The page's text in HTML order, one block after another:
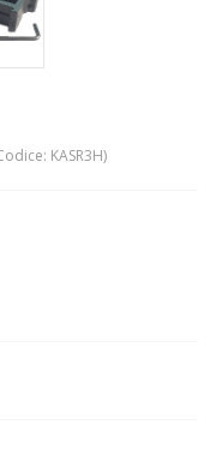
KASR3H)